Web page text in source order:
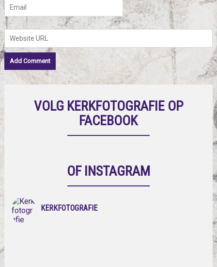
VOLG KERKFOTOGRAFIE OP
FACEBOOK
OF INSTAGRAM
KERKFOTOGRAFIE